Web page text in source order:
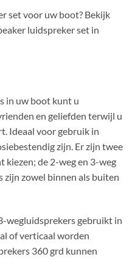
set voor uw boot? Bekijk
luidspreker set in
in uw boot kunt u
en geliefden terwijl u
Ideaal voor gebruik in
zijn. Er zijn twee
kiezen; de 2-weg en 3-weg
zijn zowel binnen als buiten
wegluidsprekers gebruikt in
of verticaal worden
360 grd kunnen